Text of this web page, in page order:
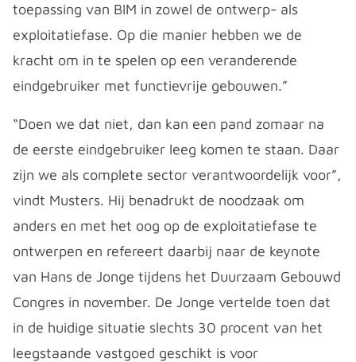
toepassing van BIM in zowel de ontwerp- als
exploitatiefase. Op die manier hebben we de
kracht om in te spelen op een veranderende
eindgebruiker met functievrije gebouwen.”
“Doen we dat niet, dan kan een pand zomaar na
de eerste eindgebruiker leeg komen te staan. Daar
zijn we als complete sector verantwoordelijk voor”,
vindt Musters. Hij benadrukt de noodzaak om
anders en met het oog op de exploitatiefase te
ontwerpen en refereert daarbij naar de keynote
van Hans de Jonge tijdens het Duurzaam Gebouwd
Congres in november. De Jonge vertelde toen dat
in de huidige situatie slechts 30 procent van het
leegstaande vastgoed geschikt is voor